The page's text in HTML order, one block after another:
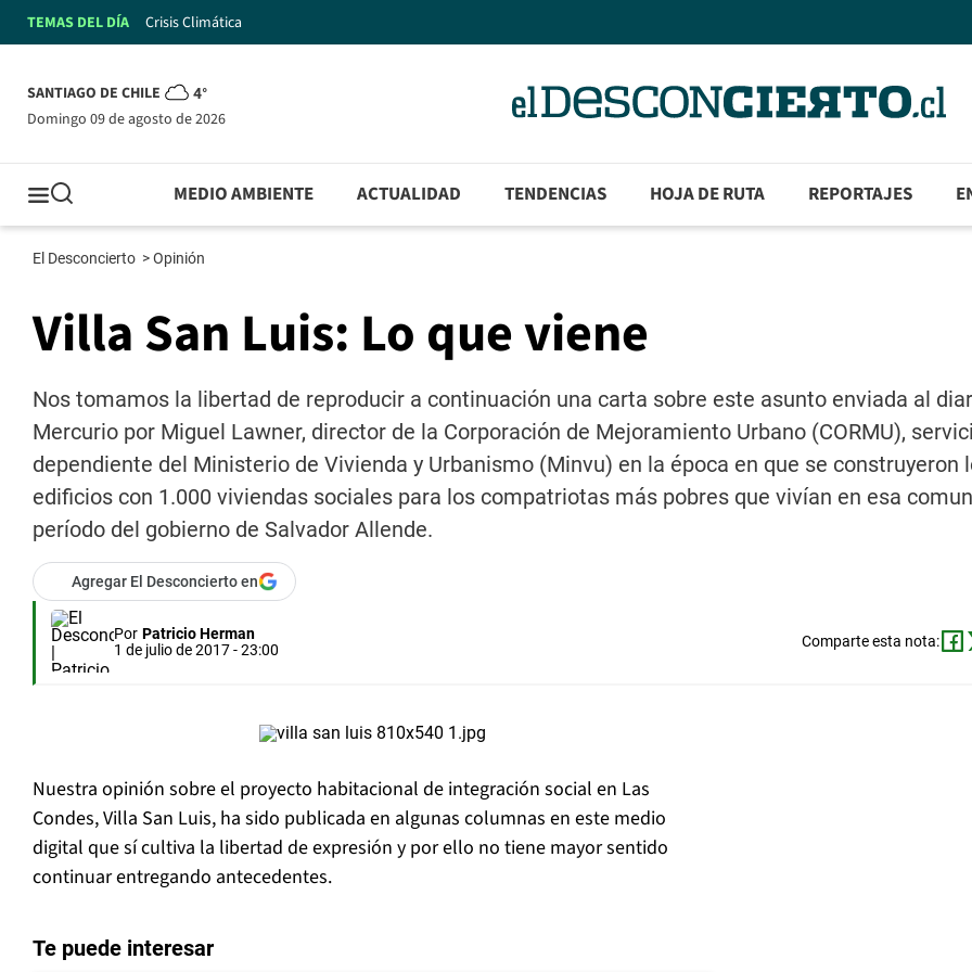
TEMAS DEL DÍA Crisis Climática
SANTIAGO DE CHILE 4°
domingo 09 de agosto de 2026
MEDIO AMBIENTE ACTUALIDAD TENDENCIAS HOJA DE RUTA REPORTAJES
El Desconcierto >Opinión
Villa San Luis: Lo que viene
Nos tomamos la libertad de reproducir a continuación una carta sobre este asunto enviada al
Mercurio por Miguel Lawner, director de la Corporación de Mejoramiento Urbano (CORMU),
dependiente del Ministerio de Vivienda y Urbanismo (Minvu) en la época en que se construyeron
edificios con 1.000 viviendas sociales para los compatriotas más pobres que vivían en esa
período del gobierno de Salvador Allende.
Agregar El Desconcierto en
Por Patricio Herman
1 de julio de 2017 - 23:00
Comparte esta nota:
Nuestra opinión sobre el proyecto habitacional de integración social en Las
Condes, Villa San Luis, ha sido publicada en algunas columnas en este medio
digital que sí cultiva la libertad de expresión y por ello no tiene mayor sentido
continuar entregando antecedentes.
Te puede interesar